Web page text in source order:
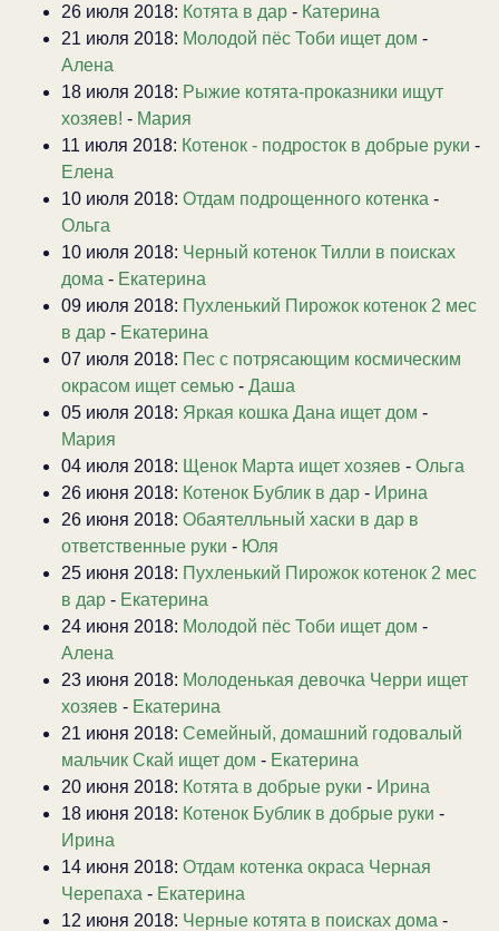
26 июля 2018: Котята в дар - Катерина
21 июля 2018: Молодой пёс Тоби ищет дом -
Алена
18 июля 2018: Рыжие котята-проказники ищут
хозяев! - Мария
11 июля 2018: Котенок - подросток в добрые руки -
Елена
10 июля 2018: Отдам подрощенного котенка -
Ольга
10 июля 2018: Черный котенок Тилли в поисках
дома - Екатерина
09 июля 2018: Пухленький Пирожок котенок 2 мес
в дар - Екатерина
07 июля 2018: Пес с потрясающим космическим
окрасом ищет семью - Даша
05 июля 2018: Яркая кошка Дана ищет дом -
Мария
04 июля 2018: Щенок Марта ищет хозяев - Ольга
26 июня 2018: Котенок Бублик в дар - Ирина
26 июня 2018: Обаятелльный хаски в дар в
ответственные руки - Юля
25 июня 2018: Пухленький Пирожок котенок 2 мес
в дар - Екатерина
24 июня 2018: Молодой пёс Тоби ищет дом -
Алена
23 июня 2018: Молоденькая девочка Черри ищет
хозяев - Екатерина
21 июня 2018: Семейный, домашний годовалый
мальчик Скай ищет дом - Екатерина
20 июня 2018: Котята в добрые руки - Ирина
18 июня 2018: Котенок Бублик в добрые руки -
Ирина
14 июня 2018: Отдам котенка окраса Черная
Черепаха - Екатерина
12 июня 2018: Черные котята в поисках дома -